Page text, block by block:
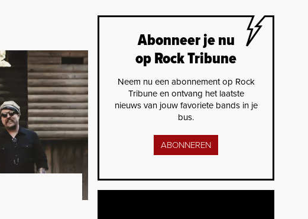
Abonneer je nu
op Rock Tribune
Neem nu een abonnement op Rock
Tribune en ontvang het laatste
nieuws van jouw favoriete bands in je
bus.
ABONNEREN